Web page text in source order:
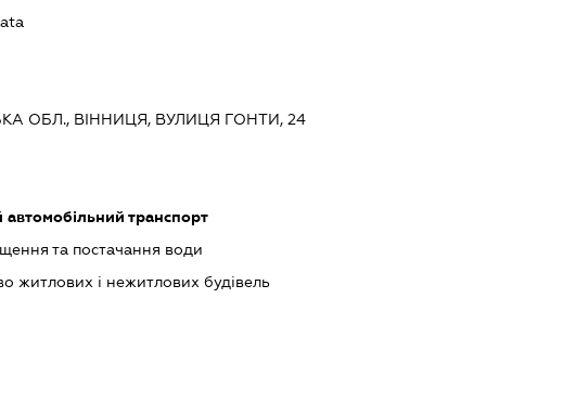
ОБЛ., ВІННИЦЯ, ВУЛИЦЯ ГОНТИ, 24
транспорт
та постачання води
житлових і нежитлових будівель